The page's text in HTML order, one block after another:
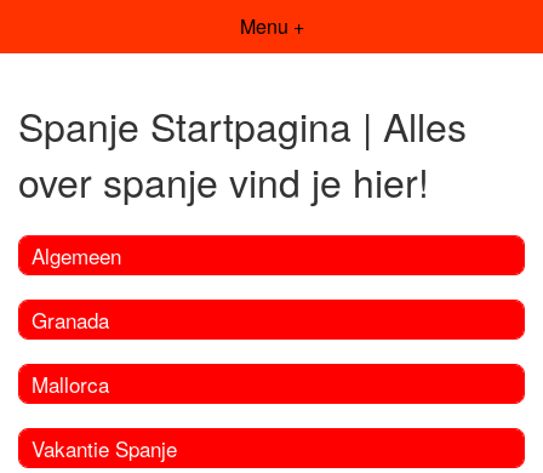
Menu +
Spanje Startpagina | Alles
over spanje vind je hier!
Algemeen
Granada
Mallorca
Vakantie Spanje